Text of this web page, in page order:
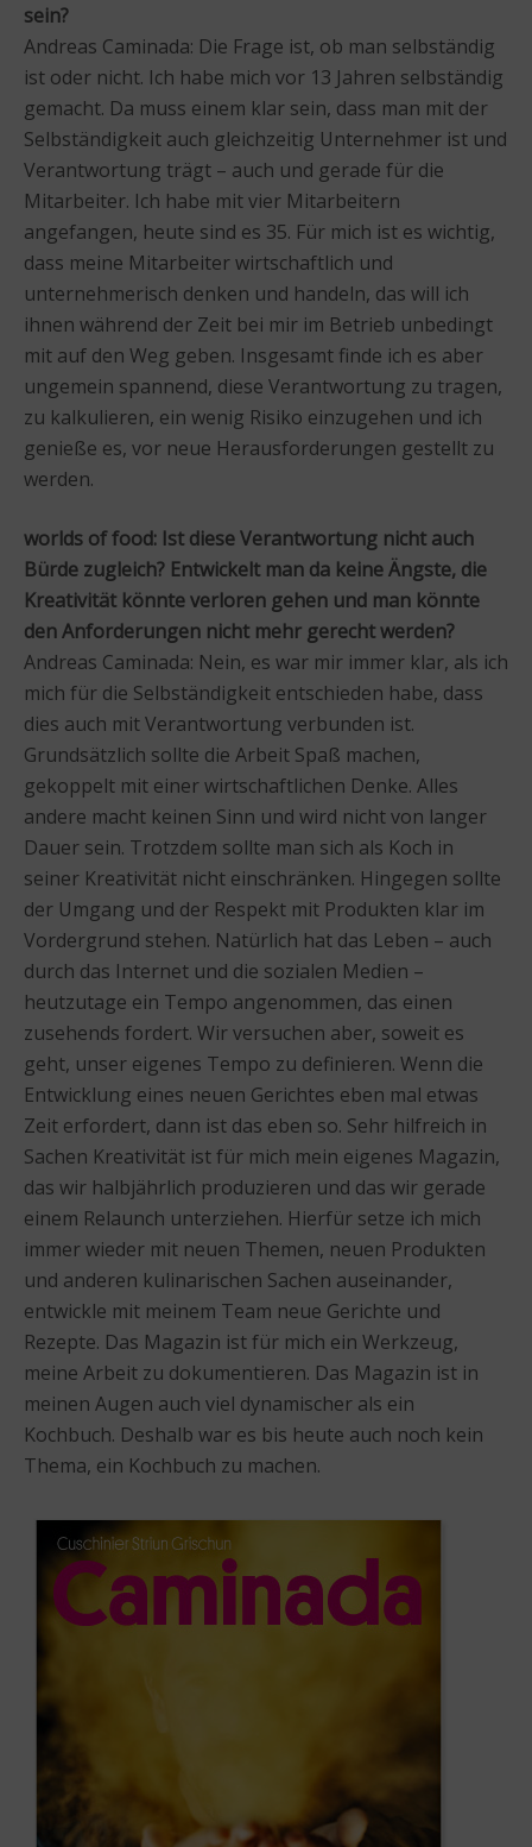
sein?
Andreas Caminada: Die Frage ist, ob man selbständig
ist oder nicht. Ich habe mich vor 13 Jahren selbständig
gemacht. Da muss einem klar sein, dass man mit der
Selbständigkeit auch gleichzeitig Unternehmer ist und
Verantwortung trägt – auch und gerade für die
Mitarbeiter. Ich habe mit vier Mitarbeitern
angefangen, heute sind es 35. Für mich ist es wichtig,
dass meine Mitarbeiter wirtschaftlich und
unternehmerisch denken und handeln, das will ich
ihnen während der Zeit bei mir im Betrieb unbedingt
mit auf den Weg geben. Insgesamt finde ich es aber
ungemein spannend, diese Verantwortung zu tragen,
zu kalkulieren, ein wenig Risiko einzugehen und ich
genieße es, vor neue Herausforderungen gestellt zu
werden.
worlds of food: Ist diese Verantwortung nicht auch
Bürde zugleich? Entwickelt man da keine Ängste, die
Kreativität könnte verloren gehen und man könnte
den Anforderungen nicht mehr gerecht werden?
Andreas Caminada: Nein, es war mir immer klar, als ich
mich für die Selbständigkeit entschieden habe, dass
dies auch mit Verantwortung verbunden ist.
Grundsätzlich sollte die Arbeit Spaß machen,
gekoppelt mit einer wirtschaftlichen Denke. Alles
andere macht keinen Sinn und wird nicht von langer
Dauer sein. Trotzdem sollte man sich als Koch in
seiner Kreativität nicht einschränken. Hingegen sollte
der Umgang und der Respekt mit Produkten klar im
Vordergrund stehen. Natürlich hat das Leben – auch
durch das Internet und die sozialen Medien –
heutzutage ein Tempo angenommen, das einen
zusehends fordert. Wir versuchen aber, soweit es
geht, unser eigenes Tempo zu definieren. Wenn die
Entwicklung eines neuen Gerichtes eben mal etwas
Zeit erfordert, dann ist das eben so. Sehr hilfreich in
Sachen Kreativität ist für mich mein eigenes Magazin,
das wir halbjährlich produzieren und das wir gerade
einem Relaunch unterziehen. Hierfür setze ich mich
immer wieder mit neuen Themen, neuen Produkten
und anderen kulinarischen Sachen auseinander,
entwickle mit meinem Team neue Gerichte und
Rezepte. Das Magazin ist für mich ein Werkzeug,
meine Arbeit zu dokumentieren. Das Magazin ist in
meinen Augen auch viel dynamischer als ein
Kochbuch. Deshalb war es bis heute auch noch kein
Thema, ein Kochbuch zu machen.